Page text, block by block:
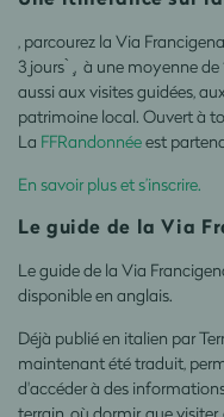
, parcourez la Via
3 jours ̀ ̧, à une moyenne de
aussi aux visites guidées,
patrimoine local. Ouvert à
La FFRandonnéeest
En savoir plus et s’inscrire.
Le guide de la Via
Le guide de la Via
disponible en anglais.
Déjà publié en italien par
maintenant été traduit,
d'accéder à des